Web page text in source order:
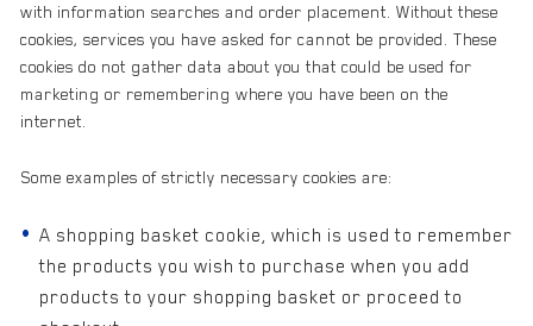
with information searches and order placement. Without these
cookies, services you have asked for cannot be provided. These
cookies do not gather data about you that could be used for
marketing or remembering where you have been on the
internet.
Some examples of strictly necessary cookies are:
A shopping basket cookie, which is used to remember
the products you wish to purchase when you add
products to your shopping basket or proceed to